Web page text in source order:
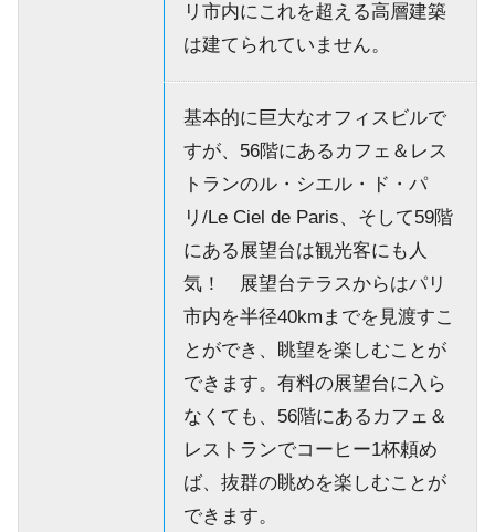
リ市内にこれを超える高層建築
は建てられていません。
基本的に巨大なオフィスビルで
すが、56階にあるカフェ＆レス
トランのル・シエル・ド・パ
リ/Le Ciel de Paris、そして59階
にある展望台は観光客にも人
気！ 展望台テラスからはパリ
市内を半径40kmまでを見渡すこ
とができ、眺望を楽しむことが
できます。有料の展望台に入ら
なくても、56階にあるカフェ＆
レストランでコーヒー1杯頼め
ば、抜群の眺めを楽しむことが
できます。